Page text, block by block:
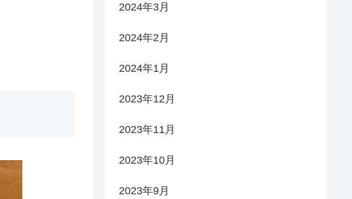
2024年3月
2024年2月
2024年1月
2023年12月
2023年11月
2023年10月
2023年9月